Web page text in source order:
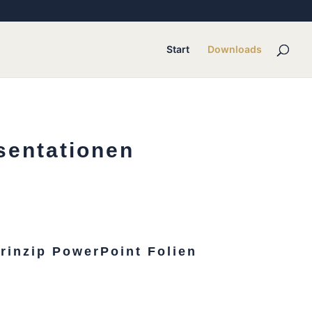
Start Downloads
PowerPoint Folien